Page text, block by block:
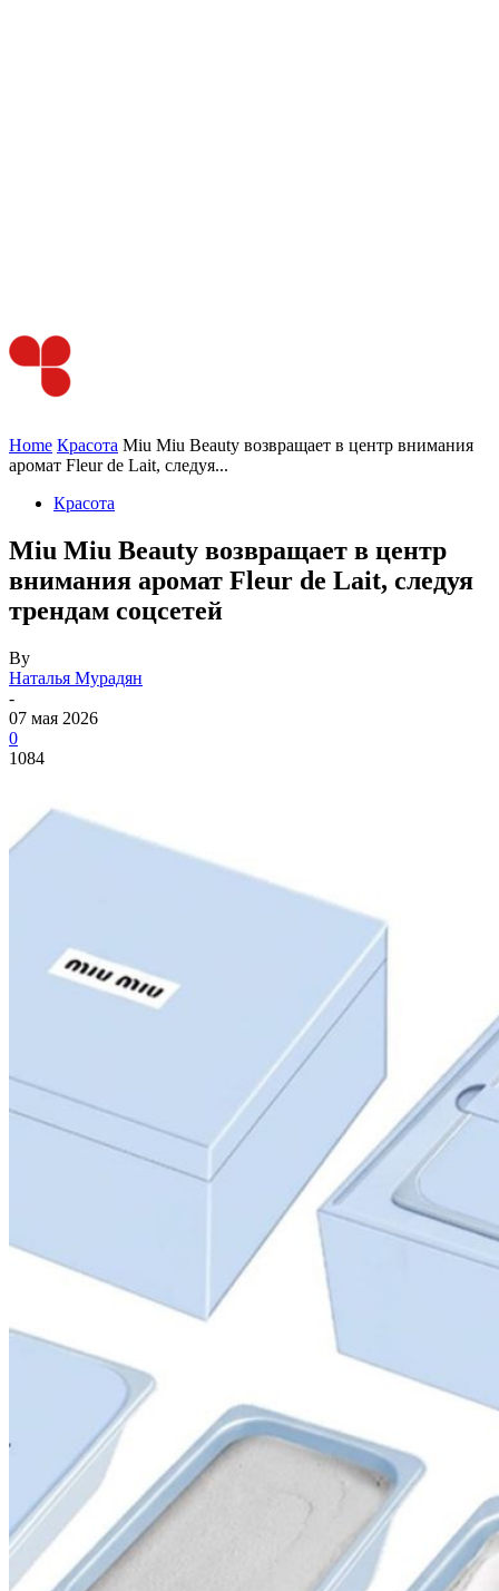
Home Красота Miu Miu Beauty возвращает в центр внимания
аромат Fleur de Lait, следуя...
Красота
Miu Miu Beauty возвращает в центр
внимания аромат Fleur de Lait, следуя
трендам соцсетей
By
Наталья Мурадян
-
07 мая 2026
0
1084